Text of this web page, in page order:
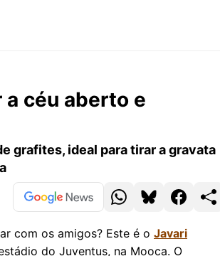
a céu aberto e
grafites, ideal para tirar a gravata
com os amigos? Este é o Javari
do Juventus, na Mooca. O